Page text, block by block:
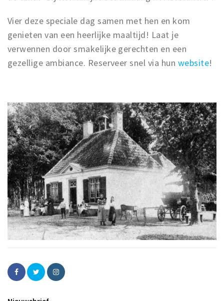
Vier deze speciale dag samen met hen en kom
genieten van een heerlijke maaltijd! Laat je
verwennen door smakelijke gerechten en een
gezellige ambiance. Reserveer snel via hun website!